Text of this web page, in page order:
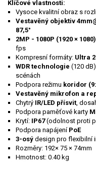
Klíčové vlastnosti:
Vysoce kvalitní obraz s
Vestavěný objektiv
87,5°
2MP - 1080P (1920 ×
fps
Kompresní formáty: Ultra
WDR technologie (120
scénách
Podpora režimu koridor
Vestavěný mikrofon a
Chytrý IR/LED přísvit,
Podpora paměťové karty
Krytí: IP67(odolnost proti
Podpora napájení PoE
3-osý design pro flexibilní
Rozměry: 192× 75 × 74mm
Hmotnost: 0.40 kg